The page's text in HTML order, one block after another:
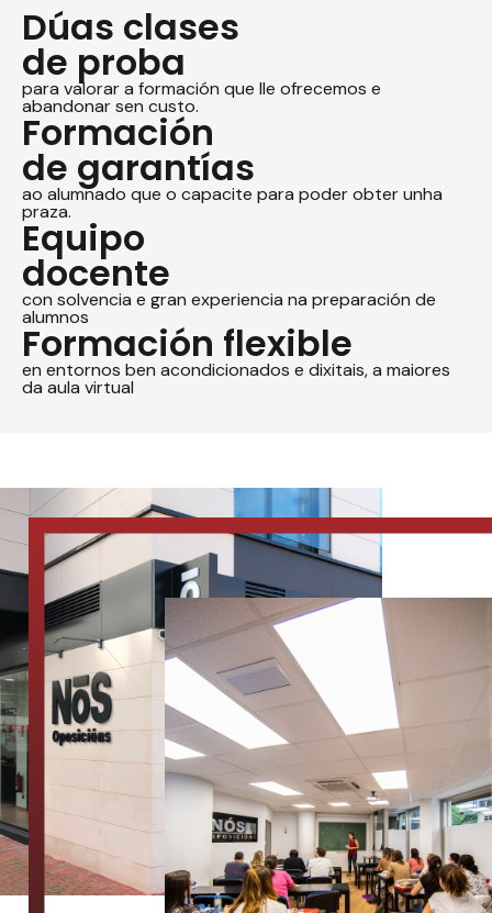
Dúas clases
de proba
para valorar a formación que lle ofrecemos e
abandonar sen custo.
Formación
de garantías
ao alumnado que o capacite para poder obter unha
praza.
Equipo
docente
con solvencia e gran experiencia na preparación de
alumnos
Formación flexible
en entornos ben acondicionados e dixitais, a maiores
da aula virtual